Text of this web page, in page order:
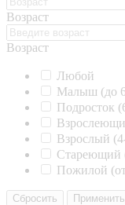
Возраст
Возраст
Любой
Малыш (до
Подросток
Взрослый
Стареющий
Пожилой
Сбросить Применить